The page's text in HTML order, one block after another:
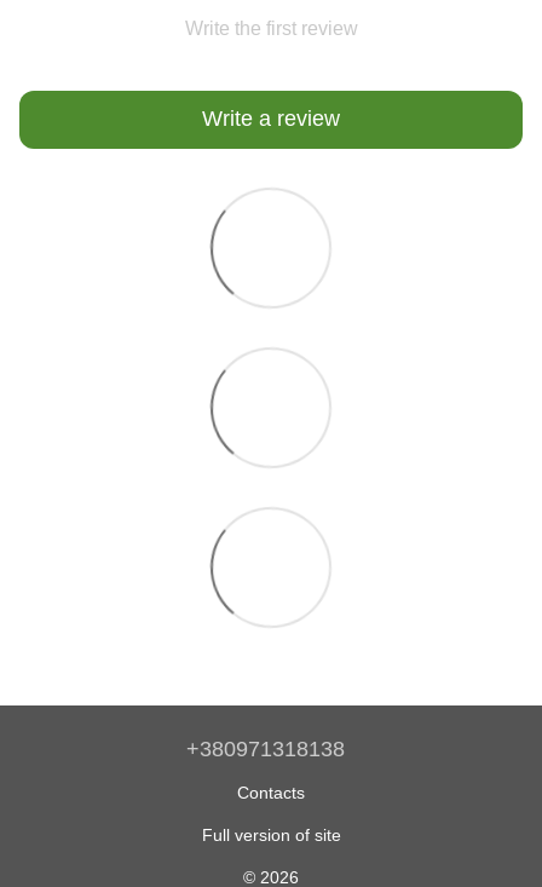
Write the first review
Write a review
+380971318138
Contacts
Full version of site
© 2026